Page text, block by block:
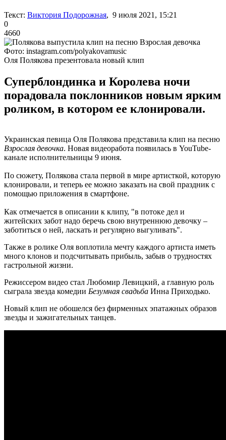
Текст: Виктория Подорожная, 9 июля 2021, 15:21
0
4660
Фото: instagram.com/polyakovamusic
Оля Полякова презентовала новый клип
Суперблондинка и Королева ночи
порадовала поклонников новым ярким
роликом, в котором ее клонировали.
Украинская певица Оля Полякова представила клип на песню
Взрослая девочка. Новая видеоработа появилась в YouTube-
канале исполнительницы 9 июня.
По сюжету, Полякова стала первой в мире артисткой, которую
клонировали, и теперь ее можно заказать на свой праздник с
помощью приложения в смартфоне.
Как отмечается в описании к клипу, "в потоке дел и
житейских забот надо беречь свою внутреннюю девочку –
заботиться о ней, ласкать и регулярно выгуливать".
Также в ролике Оля воплотила мечту каждого артиста иметь
много клонов и подсчитывать прибыль, забыв о трудностях
гастрольной жизни.
Режиссером видео стал Любомир Левицкий, а главную роль
сыграла звезда комедии Безумная свадьба Инна Приходько.
Новый клип не обошелся без фирменных эпатажных образов
звезды и зажигательных танцев.